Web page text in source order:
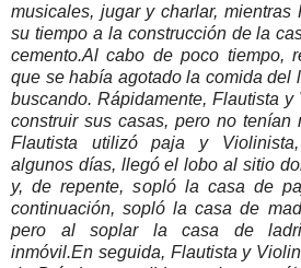
musicales, jugar y charlar, mientras
su tiempo a la construcción de la
cemento.Al cabo de poco tiempo,
que se había agotado la comida del
buscando. Rápidamente, Flautista
construir sus casas, pero no tenían
Flautista utilizó paja y Violinista,
algunos días, llegó el lobo al sitio
y, de repente, sopló la casa de
continuación, sopló la casa de
pero al soplar la casa de
inmóvil.En seguida, Flautista y